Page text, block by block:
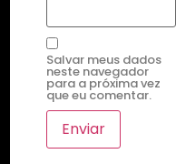
Salvar meus dados
neste navegador
para a próxima vez
que eu comentar.